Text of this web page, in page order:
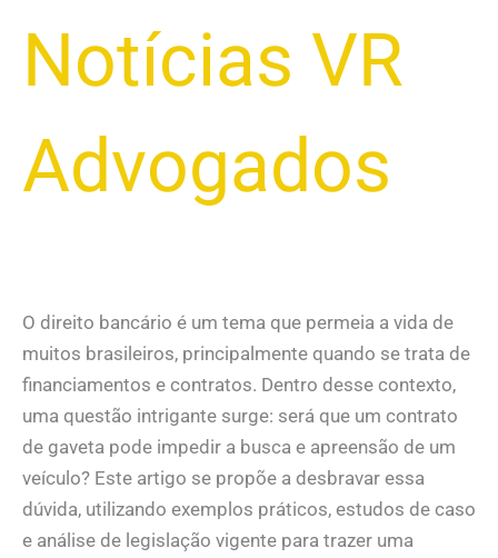
Notícias VR
Advogados
O direito bancário é um tema que permeia a vida de
muitos brasileiros, principalmente quando se trata de
financiamentos e contratos. Dentro desse contexto,
uma questão intrigante surge: será que um contrato
de gaveta pode impedir a busca e apreensão de um
veículo? Este artigo se propõe a desbravar essa
dúvida, utilizando exemplos práticos, estudos de caso
e análise de legislação vigente para trazer uma